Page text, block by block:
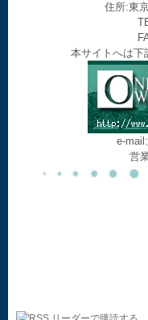
住所:東
本サイトへは下
e-mail:
営